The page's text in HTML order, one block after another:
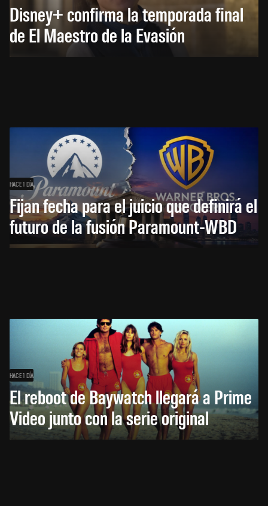
Disney+ confirma la temporada final
de El Maestro de la Evasión
HACE 1 DÍA
Fijan fecha para el juicio que definirá el
futuro de la fusión Paramount-WBD
HACE 1 DÍA
El reboot de Baywatch llegará a Prime
Video junto con la serie original